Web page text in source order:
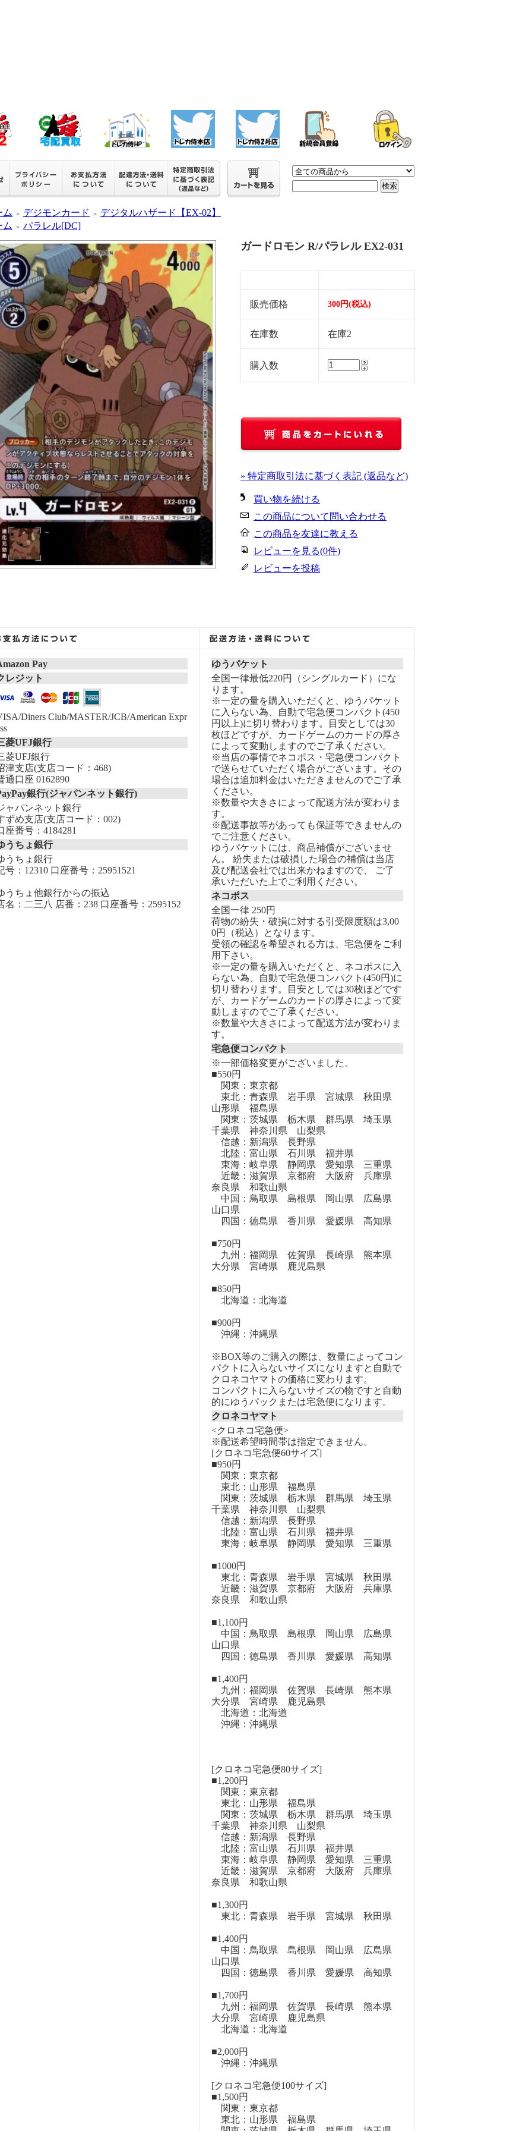
ム ＞ デジモンカード ＞
デジタルハザード【EX-02】
ム
＞ パラレル[DC]
ガードロモン R/パラレル EX2-031
販売価格 300円(税込)
在庫数 在庫2
購入数
» 特定商取引法に基づく表記 (返品など)
買い物を続ける
この商品について問い合わせる
この商品を友達に教える
レビューを見る(0件)
レビューを投稿
Pay
レジット
Diners Club/MASTER/JCB/American Expr
菱UFJ銀行
菱UFJ銀行
津支店(支店コード：468)
通口座 0162890
銀行(ジャパンネット銀行)
ャパンネット銀行
ずめ支店(支店コード：002)
座番号：4184281
うちょ銀行
うちょ銀行
号：12310 口座番号：25951521
うちょ他銀行からの振込
名：二三八 店番：238 口座番号：2595152
ゆうパケット
全国一律最低220円（シングルカード）にな
ります。
※一定の量を購入いただくと、ゆうパケット
に入らない為、自動で宅急便コンパクト(450
円以上)に切り替わります。目安としては30
枚ほどですが、カードゲームのカードの厚さ
によって変動しますのでご了承ください。
※当店の事情でネコポス・宅急便コンパクト
で送らせていただく場合がございます。その
場合は追加料金はいただきませんのでご了承
ください。
※数量や大きさによって配送方法が変わりま
す。
※配送事故等があっても保証等できませんの
でご注意ください。
ゆうパケットには、商品補償がございませ
ん。 紛失または破損した場合の補償は当店
及び配送会社では出来かねますので、 ご了
承いただいた上でご利用ください。
ネコポス
全国一律 250円
荷物の紛失・破損に対する引受限度額は3,00
0円（税込）となります。
受領の確認を希望される方は、宅急便をご利
用下さい。
※一定の量を購入いただくと、ネコポスに入
らない為、自動で宅急便コンパクト(450円)に
切り替わります。目安としては30枚ほどです
が、カードゲームのカードの厚さによって変
動しますのでご了承ください。
※数量や大きさによって配送方法が変わりま
す。
宅急便コンパクト
※一部価格変更がございました。
■550円
関東：東京都
東北：青森県 岩手県 宮城県 秋田県
山形県 福島県
関東：茨城県 栃木県 群馬県 埼玉県
千葉県 神奈川県 山梨県
信越：新潟県 長野県
北陸：富山県 石川県 福井県
東海：岐阜県 静岡県 愛知県 三重県
近畿：滋賀県 京都府 大阪府 兵庫県
奈良県 和歌山県
中国：鳥取県 島根県 岡山県 広島県
山口県
四国：徳島県 香川県 愛媛県 高知県
■750円
九州：福岡県 佐賀県 長崎県 熊本県
大分県 宮崎県 鹿児島県
■850円
北海道：北海道
■900円
沖縄：沖縄県
※BOX等のご購入の際は、数量によってコン
パクトに入らないサイズになりますと自動で
クロネコヤマトの価格に変わります。
コンパクトに入らないサイズの物ですと自動
的にゆうパックまたは宅急便になります。
クロネコヤマト
<クロネコ宅急便>
※配送希望時間帯は指定できません。
[クロネコ宅急便60サイズ]
■950円
関東：東京都
東北：山形県 福島県
関東：茨城県 栃木県 群馬県 埼玉県
千葉県 神奈川県 山梨県
信越：新潟県 長野県
北陸：富山県 石川県 福井県
東海：岐阜県 静岡県 愛知県 三重県
■1000円
東北：青森県 岩手県 宮城県 秋田県
近畿：滋賀県 京都府 大阪府 兵庫県
奈良県 和歌山県
■1,100円
中国：鳥取県 島根県 岡山県 広島県
山口県
四国：徳島県 香川県 愛媛県 高知県
■1,400円
九州：福岡県 佐賀県 長崎県 熊本県
大分県 宮崎県 鹿児島県
北海道：北海道
沖縄：沖縄県
[クロネコ宅急便80サイズ]
■1,200円
関東：東京都
東北：山形県 福島県
関東：茨城県 栃木県 群馬県 埼玉県
千葉県 神奈川県 山梨県
信越：新潟県 長野県
北陸：富山県 石川県 福井県
東海：岐阜県 静岡県 愛知県 三重県
近畿：滋賀県 京都府 大阪府 兵庫県
奈良県 和歌山県
■1,300円
東北：青森県 岩手県 宮城県 秋田県
■1,400円
中国：鳥取県 島根県 岡山県 広島県
山口県
四国：徳島県 香川県 愛媛県 高知県
■1,700円
九州：福岡県 佐賀県 長崎県 熊本県
大分県 宮崎県 鹿児島県
北海道：北海道
■2,000円
沖縄：沖縄県
[クロネコ宅急便100サイズ]
■1,500円
関東：東京都
東北：山形県 福島県